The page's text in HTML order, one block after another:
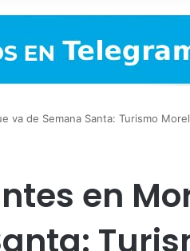
va de Semana Santa: Turismo
en